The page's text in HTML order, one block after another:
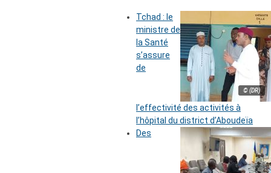
© (DR)
Tchad : le
ministre de
la Santé
s’assure
de
l’effectivité des activités à
l’hôpital du district d’Aboudeïa
Des